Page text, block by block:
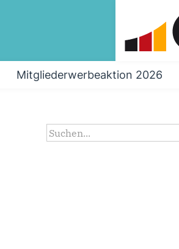
Mitgliederwerbeaktion 2026
Suchformular
Suche